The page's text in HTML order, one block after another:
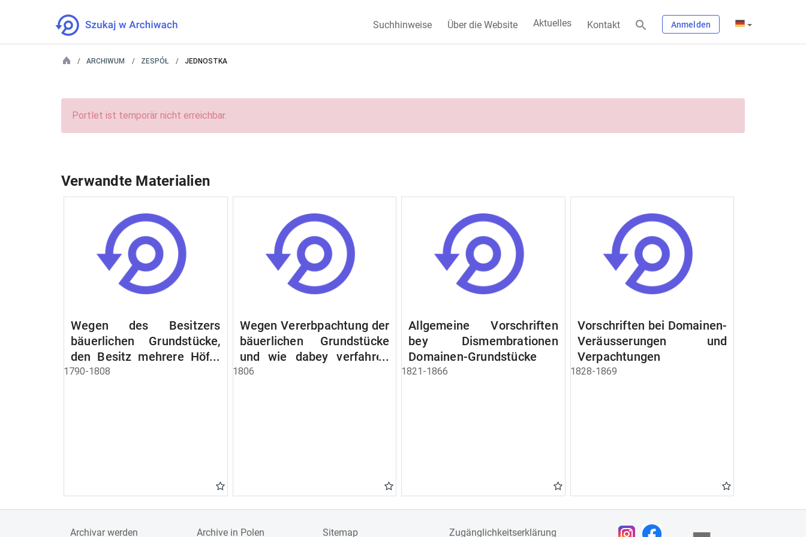
Suchhinweise Über die Website Aktuelles Kontakt Anmelden
ARCHIWUM ZESPÓŁ JEDNOSTKA
Portlet ist temporär nicht erreichbar.
Verwandte Materialien
Wegen des Besitzers
bäuerlichen Grundstücke,
den Besitz mehrere Höfe.
Instruction wegen der
1790-1808
Wegen Vererbpachtung der
bäuerlichen Grundstücke
und wie dabey verfahren
werden soll
1806
Allgemeine Vorschriften
bey Dismembrationen
Domainen-Grundstücke
1821-1866
Vorschriften bei Domainen-
Veräusserungen und
Verpachtungen
1828-1869
Archivar werden Archive in Polen Sitemap Zugänglichkeitserklärung